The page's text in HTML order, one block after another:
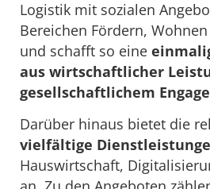
Logistik mit sozialen
Bereichen Fördern,
und schafft so eine
aus wirtschaftlicher
gesellschaftlichem
Darüber hinaus bietet die
vielfältige
Hauswirtschaft,